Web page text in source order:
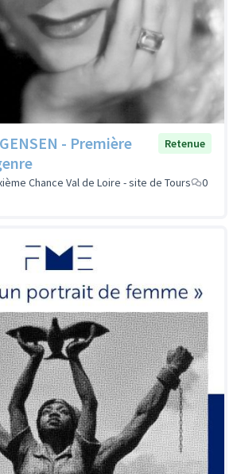
- Première
Retenue
Chance Val de Loire - site de Tours
0